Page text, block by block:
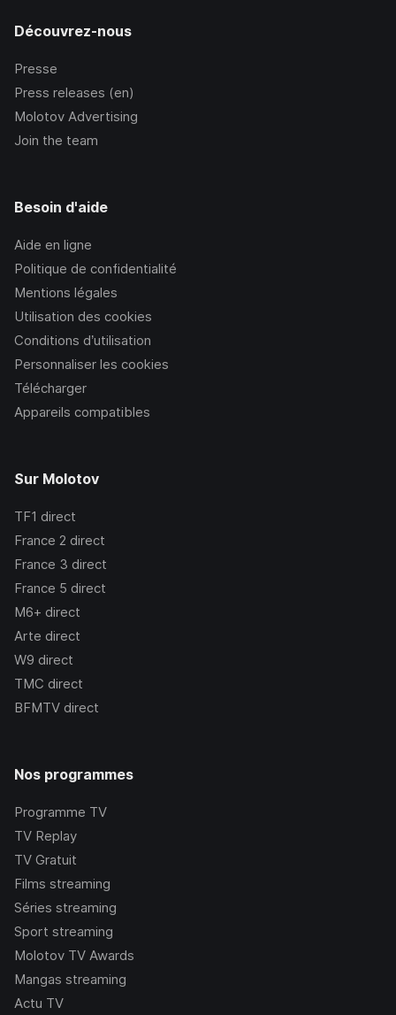
Découvrez-nous
Presse
Press releases (en)
Molotov Advertising
Join the team
Besoin d'aide
Aide en ligne
Politique de confidentialité
Mentions légales
Utilisation des cookies
Conditions d’utilisation
Personnaliser les cookies
Télécharger
Appareils compatibles
Sur Molotov
TF1 direct
France 2 direct
France 3 direct
France 5 direct
M6+ direct
Arte direct
W9 direct
TMC direct
BFMTV direct
Nos programmes
Programme TV
TV Replay
TV Gratuit
Films streaming
Séries streaming
Sport streaming
Molotov TV Awards
Mangas streaming
Actu TV